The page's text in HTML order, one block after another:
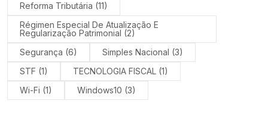
Reforma Tributária (11)
Régimen Especial De Atualização E
Regularização Patrimonial (2)
Segurança (6) Simples Nacional (3)
STF (1) TECNOLOGIA FISCAL (1)
Wi-Fi (1) Windows10 (3)